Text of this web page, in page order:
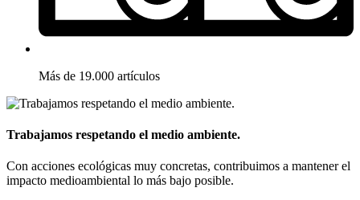
Más de 19.000 artículos
Trabajamos respetando el medio ambiente.
Con acciones ecológicas muy concretas, contribuimos a mantener el
impacto medioambiental lo más bajo posible.